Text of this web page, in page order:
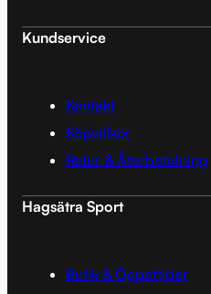
Kundservice
Kontakt
Köpvillkor
Retur & Återbetalning
Hagsätra Sport
Butik & Öppettider